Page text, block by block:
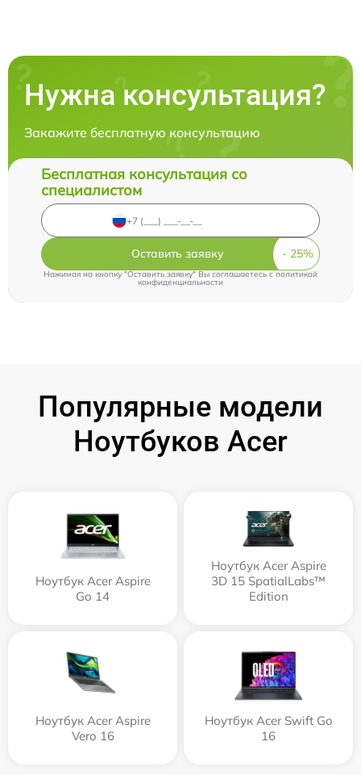
Нужна консультация?
Закажите бесплатную консультацию
Бесплатная консультация со
специалистом
Оставить заявку
Нажимая на кнопку "Оставить заявку" Вы соглашаетесь cполитикой
конфиденциальности
Популярные модели
Ноутбуков Acer
Ноутбук Acer Aspire
Go 14
Ноутбук Acer Aspire
3D 15 SpatialLabs™
Edition
Ноутбук Acer Aspire
Vero 16
Ноутбук Acer Swift Go
16